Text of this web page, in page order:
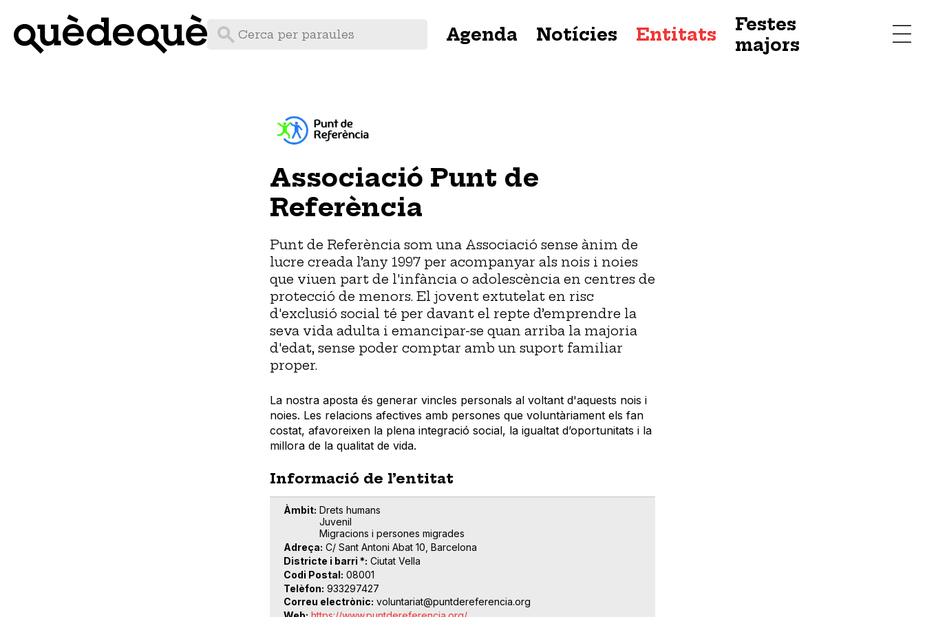
principal
Agenda Notícies Entitats
Festes
majors
Associació Punt de
Referència
Punt de Referència som una Associació sense ànim de
lucre creada l’any 1997 per acompanyar als nois i noies
que viuen part de l'infància o adolescència en centres de
protecció de menors. El jovent extutelat en risc
d'exclusió social té per davant el repte d’emprendre la
seva vida adulta i emancipar-se quan arriba la majoria
d'edat, sense poder comptar amb un suport familiar
proper.
La nostra aposta és generar vincles personals al voltant d'aquests nois i
noies. Les relacions afectives amb persones que voluntàriament els fan
costat, afavoreixen la plena integració social, la igualtat d’oportunitats i la
millora de la qualitat de vida.
Informació de l’entitat
Àmbit Drets humans
Juvenil
Migracions i persones migrades
Adreça C/ Sant Antoni Abat 10, Barcelona
Districte i barri * Ciutat Vella
Codi Postal 08001
Telèfon 933297427
Correu electrònic voluntariat@puntdereferencia.org